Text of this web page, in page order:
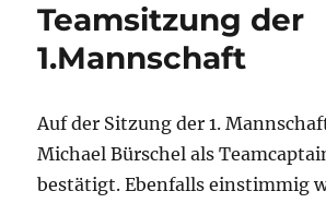
Teamsitzung der
1.Mannschaft
Auf der Sitzung der 1.
Michael Bürschel als
bestätigt. Ebenfalls einstimmig